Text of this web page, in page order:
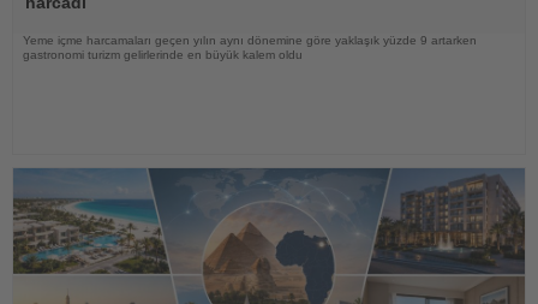
Yeme içme harcamaları geçen yılın aynı dönemine göre yaklaşık yüzde 9 artarken
gastronomi turizm gelirlerinde en büyük kalem oldu